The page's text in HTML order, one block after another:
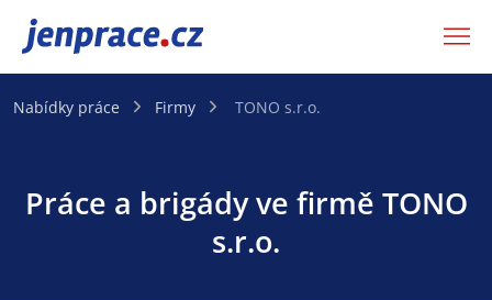
JenPráce.cz
Nabídky práce Firmy TONO s.r.o.
Práce a brigády ve firmě TONO
s.r.o.